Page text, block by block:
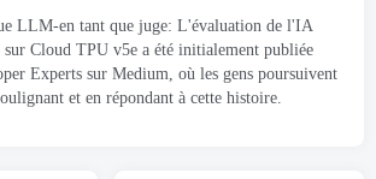
LLM-en tant que juge: L'évaluation de l'IA
sur Cloud TPU v5e a été initialement publiée
Experts sur Medium, où les gens poursuivent
et en répondant à cette histoire.